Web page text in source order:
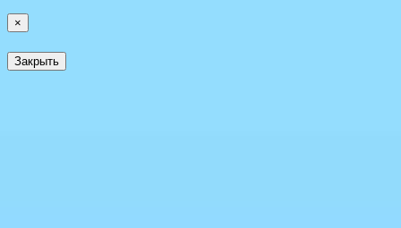
×
Закрыть